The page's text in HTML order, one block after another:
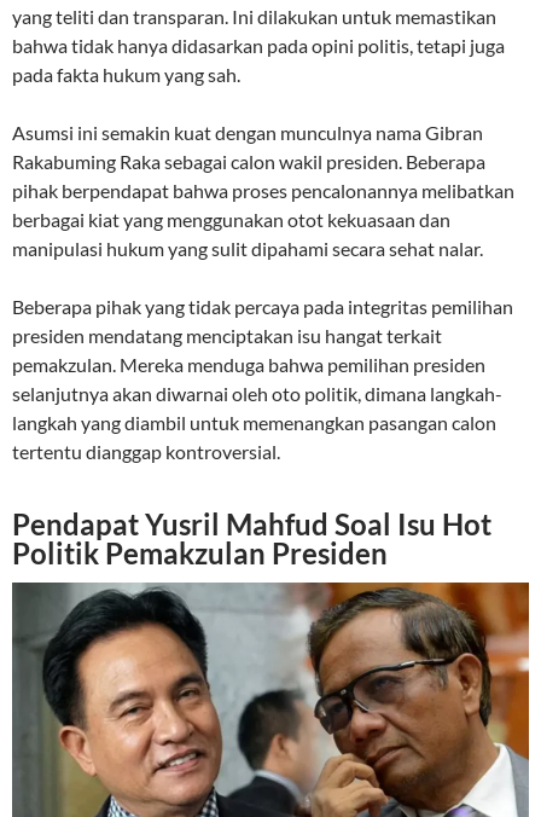
yang teliti dan transparan. Ini dilakukan untuk memastikan
bahwa tidak hanya didasarkan pada opini politis, tetapi juga
pada fakta hukum yang sah.
Asumsi ini semakin kuat dengan munculnya nama Gibran
Rakabuming Raka sebagai calon wakil presiden. Beberapa
pihak berpendapat bahwa proses pencalonannya melibatkan
berbagai kiat yang menggunakan otot kekuasaan dan
manipulasi hukum yang sulit dipahami secara sehat nalar.
Beberapa pihak yang tidak percaya pada integritas pemilihan
presiden mendatang menciptakan isu hangat terkait
pemakzulan. Mereka menduga bahwa pemilihan presiden
selanjutnya akan diwarnai oleh oto politik, dimana langkah-
langkah yang diambil untuk memenangkan pasangan calon
tertentu dianggap kontroversial.
Pendapat Yusril Mahfud Soal Isu Hot
Politik Pemakzulan Presiden